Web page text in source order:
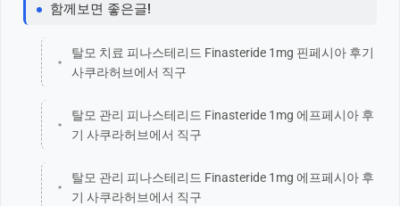
함께보면 좋은글!
탈모 치료 피나스테리드 Finasteride 1mg 핀페시아 후기
사쿠라허브에서 직구
탈모 관리 피나스테리드 Finasteride 1mg 에프페시아 후
기 사쿠라허브에서 직구
탈모 관리 피나스테리드 Finasteride 1mg 에프페시아 후
기 사쿠라허브에서 직구